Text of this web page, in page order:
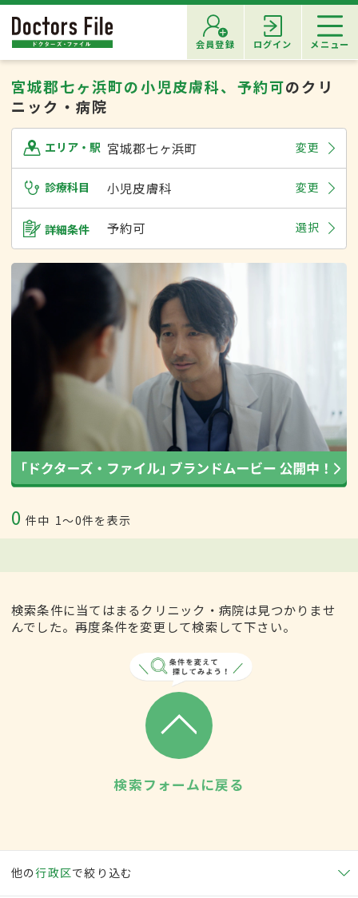
会員登録 ログイン メニュー
宮城郡七ヶ浜町の小児皮膚科、予約可のクリ
ニック・病院
エリア・駅 宮城郡七ヶ浜町 変更
診療科目 小児皮膚科 変更
詳細条件 予約可 選択
0 件中 1〜0件を表示
検索条件に当てはまるクリニック・病院は見つかりませ
んでした。再度条件を変更して検索して下さい。
検索フォームに戻る
他の行政区で絞り込む